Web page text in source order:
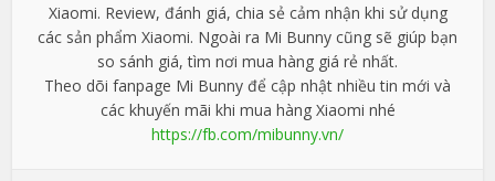
Xiaomi. Review, đánh giá, chia sẻ cảm nhận khi sử dụng
các sản phẩm Xiaomi. Ngoài ra Mi Bunny cũng sẽ giúp bạn
so sánh giá, tìm nơi mua hàng giá rẻ nhất.
Theo dõi fanpage Mi Bunny để cập nhật nhiều tin mới và
các khuyến mãi khi mua hàng Xiaomi nhé
https://fb.com/mibunny.vn/